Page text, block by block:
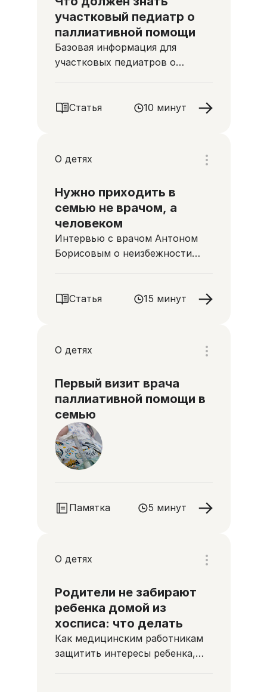
участковый педиатр о
паллиативной помощи
Базовая информация для
участковых педиатров о
Статья
10 минут
О детях
Нужно приходить в
семью не врачом, а
человеком
Интервью с врачом Антоном
Борисовым о неизбежности
Статья
15 минут
О детях
Первый визит врача
паллиативной помощи в
семью
Памятка 5 минут
О детях
Родители не забирают
ребенка домой из
хосписа: что делать
Как медицинским работникам
защитить интересы ребенка,